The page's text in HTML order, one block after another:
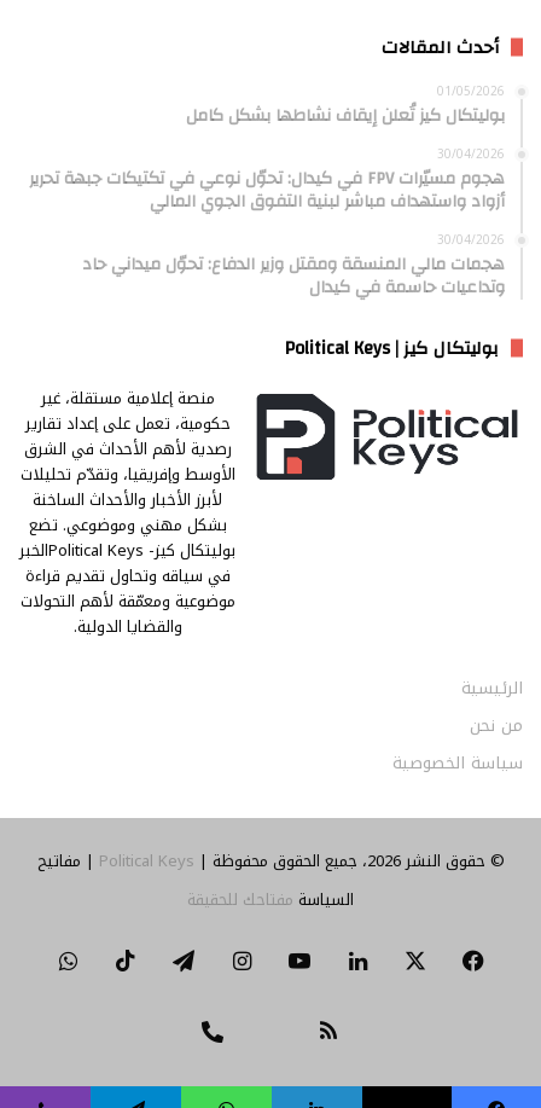
أحدث المقالات
01/05/2026
بوليتكال كيز تُعلن إيقاف نشاطها بشكل كامل
30/04/2026
هجوم مسيّرات FPV في كيدال: تحوّل نوعي في تكتيكات جبهة تحرير
أزواد واستهداف مباشر لبنية التفوق الجوي المالي
30/04/2026
هجمات مالي المنسقة ومقتل وزير الدفاع: تحوّل ميداني حاد
وتداعيات حاسمة في كيدال
بوليتكال كيز | Political Keys
منصة إعلامية مستقلة، غير
حكومية، تعمل على إعداد تقارير
رصدية لأهم الأحداث في الشرق
الأوسط وإفريقيا، وتقدّم تحليلات
لأبرز الأخبار والأحداث الساخنة
بشكل مهني وموضوعي. تضع
بوليتكال كيز- Political Keysالخبر
في سياقه وتحاول تقديم قراءة
موضوعية ومعمّقة لأهم التحولات
والقضايا الدولية.
الرئيسية
من نحن
سياسة الخصوصية
© حقوق النشر 2026، جميع الحقوق محفوظة | Political Keys | مفاتيح
السياسة مفتاحك للحقيقة
فيسبوك لينكدإن‫YouTubeانستقرامتيلقرام ‫TikTok
ملخص
الموقع
Threads
تواصل
معنا